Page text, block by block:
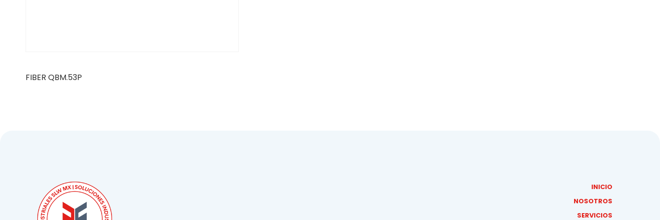
FIBER QBM.53P
INICIO
NOSOTROS
SERVICIOS